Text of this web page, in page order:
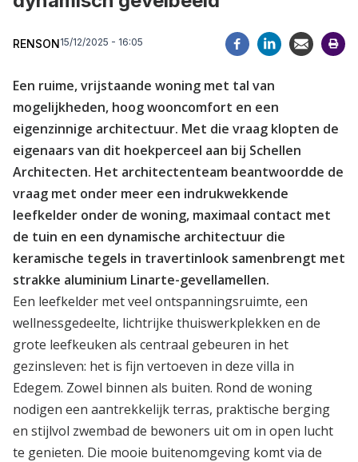
RENSON15/12/2025 - 16:05
Een ruime, vrijstaande woning met tal van
mogelijkheden, hoog wooncomfort en een
eigenzinnige architectuur. Met die vraag klopten de
eigenaars van dit hoekperceel aan bij Schellen
Architecten. Het architectenteam beantwoordde de
vraag met onder meer een indrukwekkende
leefkelder onder de woning, maximaal contact met
de tuin en een dynamische architectuur die
keramische tegels in travertinlook samenbrengt met
strakke aluminium Linarte-gevellamellen.
Een leefkelder met veel ontspanningsruimte, een
wellnessgedeelte, lichtrijke thuiswerkplekken en de
grote leefkeuken als centraal gebeuren in het
gezinsleven: het is fijn vertoeven in deze villa in
Edegem. Zowel binnen als buiten. Rond de woning
nodigen een aantrekkelijk terras, praktische berging
en stijlvol zwembad de bewoners uit om in open lucht
te genieten. Die mooie buitenomgeving komt via de